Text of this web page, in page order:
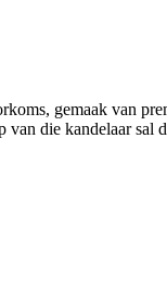
gemaak van
die kandelaar